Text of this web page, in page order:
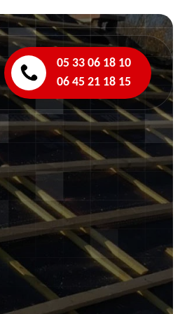
05 33 06 18 10
06 45 21 18 15